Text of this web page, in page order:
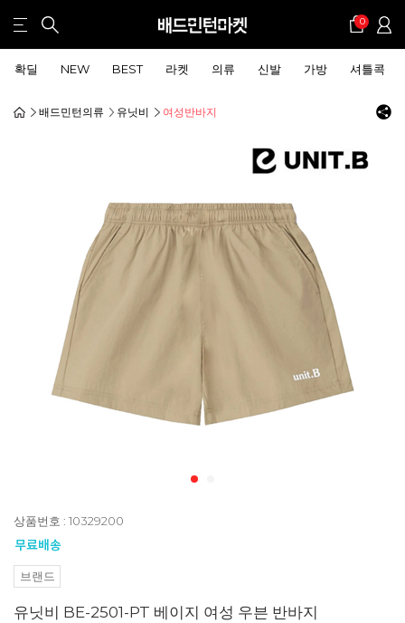
0
확딜 NEW BEST 라켓 의류 신발 가방 셔틀콕
배드민턴의류 유닛비 여성반바지
상품번호 : 10329200
브랜드
유닛비 BE-2501-PT 베이지 여성 우븐 반바지